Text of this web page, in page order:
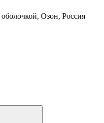
Озон, Россия